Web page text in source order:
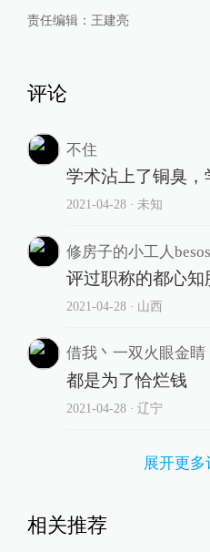
责任编辑： 王建亮
评论
不住
学术沾上了铜臭，
2021-04-28∙ 未知
修房子的小工人besos
评过职称的都心知
2021-04-28∙ 山西
借我丶一双火眼金睛
都是为了恰烂钱
2021-04-28∙ 辽宁
展开更多
相关推荐